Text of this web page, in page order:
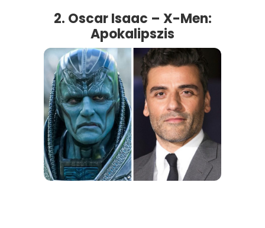
2. Oscar Isaac – X-Men:
Apokalipszis